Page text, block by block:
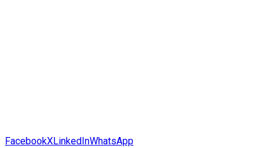
FacebookXLinkedInWhatsApp